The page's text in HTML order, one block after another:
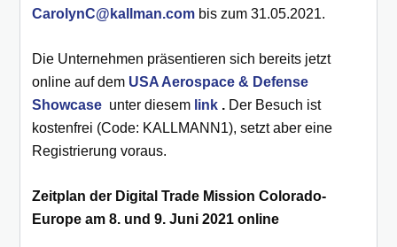
CarolynC@kallman.combis zum 31.05.2021.
Die Unternehmen präsentieren sich bereits jetzt
online auf dem USA Aerospace & Defense
Showcaseunter diesem link. Der Besuch ist
kostenfrei (Code: KALLMANN1), setzt aber eine
Registrierung voraus.
Zeitplan der Digital Trade Mission Colorado-
Europe am 8. und 9. Juni 2021 online